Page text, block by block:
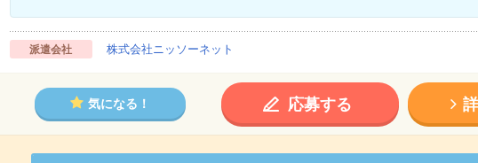
派遣会社 株式会社ニッソーネット
気になる！ 応募する